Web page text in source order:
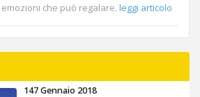
che può regalare. leggi articolo
147 Gennaio 2018